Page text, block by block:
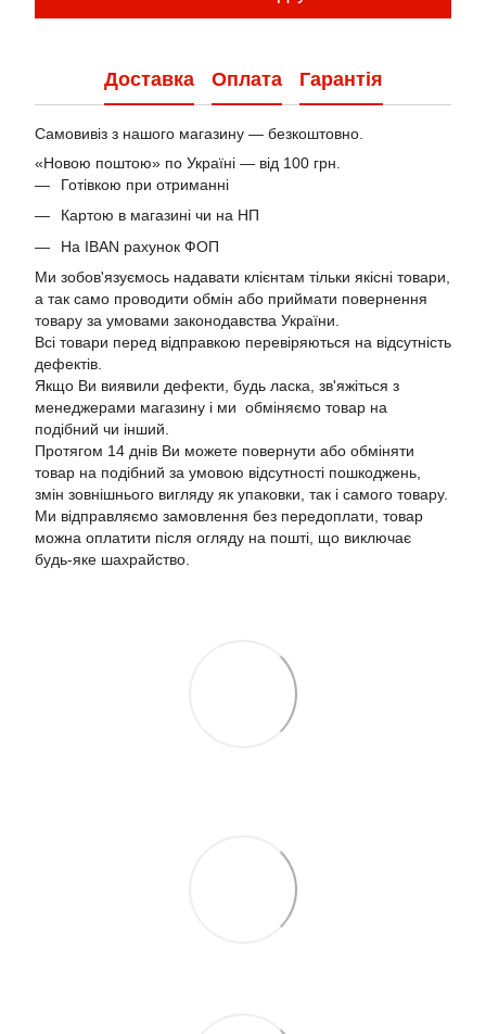
Доставка Оплата Гарантія
Самовивіз з нашого магазину — безкоштовно.
«Новою поштою» по Україні — від 100 грн.
Готівкою при отриманні
Картою в магазині чи на НП
На IBAN рахунок ФОП
Ми зобов'язуємось надавати клієнтам тільки якісні товари,
а так само проводити обмін або приймати повернення
товару за умовами законодавства України.
Всі товари перед відправкою перевіряються на відсутність
дефектів.
Якщо Ви виявили дефекти, будь ласка, зв'яжіться з
менеджерами магазину і ми обміняємо товар на
подібний чи інший.
Протягом 14 днів Ви можете повернути або обміняти
товар на подібний за умовою відсутності пошкоджень,
змін зовнішнього вигляду як упаковки, так і самого товару.
Ми відправляємо замовлення без передоплати, товар
можна оплатити після огляду на пошті, що виключає
будь-яке шахрайство.